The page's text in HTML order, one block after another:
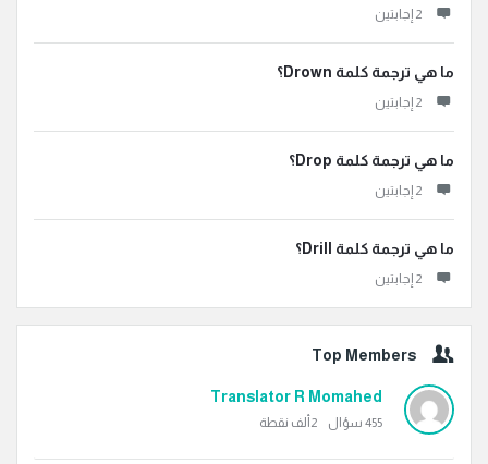
‫2 إجابتين
ما هي ترجمة كلمة Drown؟
‫2 إجابتين
ما هي ترجمة كلمة Drop؟
‫2 إجابتين
ما هي ترجمة كلمة Drill؟
‫2 إجابتين
Top Members
Translator R Momahed
455 سؤال 2ألف نقطة